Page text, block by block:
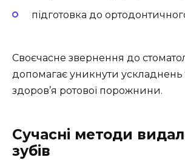
підготовка до
Своєчасне звернення до
допомагає уникнути ускладнень
здоров’я ротової порожнини.
Сучасні методи
зубів